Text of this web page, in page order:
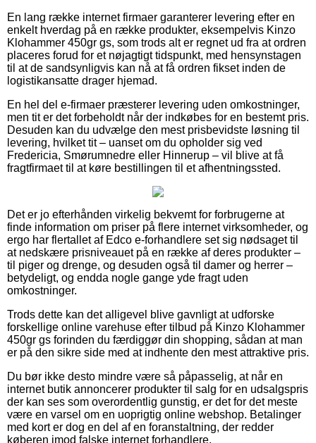
En lang række internet firmaer garanterer levering efter en
enkelt hverdag på en række produkter, eksempelvis Kinzo
Klohammer 450gr gs, som trods alt er regnet ud fra at ordren
placeres forud for et nøjagtigt tidspunkt, med hensynstagen
til at de sandsynligvis kan nå at få ordren fikset inden de
logistikansatte drager hjemad.
En hel del e-firmaer præsterer levering uden omkostninger,
men tit er det forbeholdt når der indkøbes for en bestemt pris.
Desuden kan du udvælge den mest prisbevidste løsning til
levering, hvilket tit – uanset om du opholder sig ved
Fredericia, Smørumnedre eller Hinnerup – vil blive at få
fragtfirmaet til at køre bestillingen til et afhentningssted.
Det er jo efterhånden virkelig bekvemt for forbrugerne at
finde information om priser på flere internet virksomheder, og
ergo har flertallet af Edco e-forhandlere set sig nødsaget til
at nedskære prisniveauet på en række af deres produkter –
til piger og drenge, og desuden også til damer og herrer –
betydeligt, og endda nogle gange yde fragt uden
omkostninger.
Trods dette kan det alligevel blive gavnligt at udforske
forskellige online varehuse efter tilbud på Kinzo Klohammer
450gr gs forinden du færdiggør din shopping, sådan at man
er på den sikre side med at indhente den mest attraktive pris.
Du bør ikke desto mindre være så påpasselig, at når en
internet butik annoncerer produkter til salg for en udsalgspris
der kan ses som overordentlig gunstig, er det for det meste
være en varsel om en uoprigtig online webshop. Betalinger
med kort er dog en del af en foranstaltning, der redder
køberen imod falske internet forhandlere.